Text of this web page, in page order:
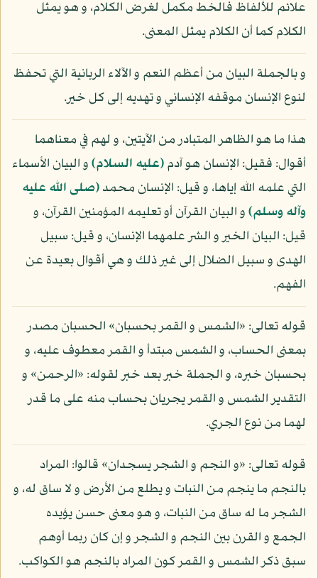
علائم للألفاظ فالخط مكمل لغرض الكلام، و هو يمثل
الكلام كما أن الكلام يمثل المعنى.
و بالجملة البيان من أعظم النعم و الآلاء الربانية التي تحفظ
لنوع الإنسان موقفه الإنساني و تهديه إلى كل خير.
هذا ما هو الظاهر المتبادر من الآيتين، و لهم في معناهما
أقوال: فقيل: الإنسان هو آدم(عليه السلام)و البيان الأسماء
التي علمه الله إياها، و قيل: الإنسان محمد(صلى الله عليه
وآله وسلم)و البيان القرآن أو تعليمه المؤمنين القرآن، و
قيل: البيان الخير و الشر علمهما الإنسان، و قيل: سبيل
الهدى و سبيل الضلال إلى غير ذلك و هي أقوال بعيدة عن
الفهم.
قوله تعالى: «الشمس و القمر بحسبان» الحسبان مصدر
بمعنى الحساب، و الشمس مبتدأ و القمر معطوف عليه، و
بحسبان خبره، و الجملة خبر بعد خبر لقوله: «الرحمن» و
التقدير الشمس و القمر يجريان بحساب منه على ما قدر
لهما من نوع الجري.
قوله تعالى: «و النجم و الشجر يسجدان» قالوا: المراد
بالنجم ما ينجم من النبات و يطلع من الأرض و لا ساق له، و
الشجر ما له ساق من النبات، و هو معنى حسن يؤيده
الجمع و القرن بين النجم و الشجر و إن كان ربما أوهم
سبق ذكر الشمس و القمر كون المراد بالنجم هو الكواكب.